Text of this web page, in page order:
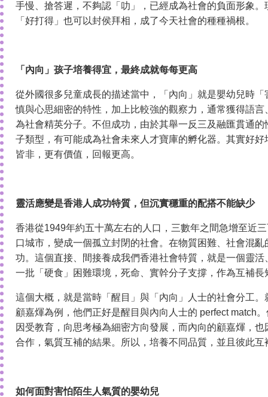
手慢、搶答遲，不夠認「叻」，已經成為社會的負面形象
「好打得」也可以封侯拜相，成了今天社會的種種禍根。
「內向」孩子培養得宜，最終成就每每更高
從外國很多兒童成長的描述當中，「內向」就是嬰幼兒時
慎與心思細密的特性，加上比較強的觀察力，通常獲得語
為社會精英分子。不但成功，由於其舉一反三及融匯貫通
子類型，有可能成為社會未來人才寶庫的孵化器。其實好
皆非，更有價值，回報更高。
靈活應變是香港人成功特質，但沉實穩重的配搭不能缺少
香港從1949年約五十萬左右的人口，三數年之間急增至近
口城市，變成一個孤立封閉的社會。在物質困難、社會混
功。這個直接、間接養成我們香港社會特質，就是一個靈
一批「硬食」困難環境，死命、實幹分子支撐，作為互補
這個大概，就是當時「醒目」與「內向」人士的社會分工
顧嘉煇為例，他們正好是醒目與內向人士的 perfect match
因受教育，向思考極為細密方向發展，而內向的顧嘉煇，
合作，氣質互補的結果。所以，培養不同品質，並且彼此
如何面對害怕陌生人氣質的嬰幼兒